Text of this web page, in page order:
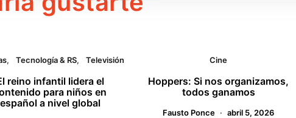
Tecnología & RS Televisión
reino infantil lidera el
para niños en
español a nivel global
Cine
Hoppers: Si nos organizamos,
todos ganamos
Fausto Ponce abril 5, 2026